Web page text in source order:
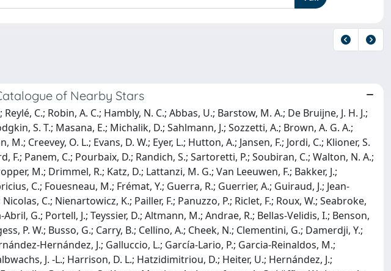
of Nearby Stars
C.; Robin, A. C.; Hambly, N. C.; Abbas, U.; Barstow, M. A.; De Bruijne, J. H. J.;
S. T.; Masana, E.; Michalik, D.; Sahlmann, J.; Sozzetti, A.; Brown, A. G. A.;
Creevey, O. L.; Evans, D. W.; Eyer, L.; Hutton, A.; Jansen, F.; Jordi, C.; Klioner, S.
F.; Panem, C.; Pourbaix, D.; Randich, S.; Sartoretti, P.; Soubiran, C.; Walton, N. A.;
M.; Drimmel, R.; Katz, D.; Lattanzi, M. G.; Van Leeuwen, F.; Bakker, J.;
C.; Fouesneau, M.; Frémat, Y.; Guerra, R.; Guerrier, A.; Guiraud, J.; Jean-
C.; Nienartowicz, K.; Pailler, F.; Panuzzo, P.; Riclet, F.; Roux, W.; Seabroke,
G.; Portell, J.; Teyssier, D.; Altmann, M.; Andrae, R.; Bellas-Velidis, I.; Benson,
P. W.; Busso, G.; Carry, B.; Cellino, A.; Cheek, N.; Clementini, G.; Damerdji, Y.;
Hernández, J.; Galluccio, L.; García-Lario, P.; Garcia-Reinaldos, M.;
J. -L.; Harrison, D. L.; Hatzidimitriou, D.; Heiter, U.; Hernández, J.;